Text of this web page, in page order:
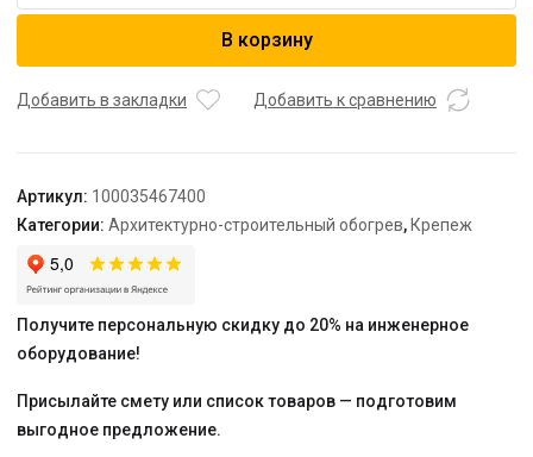
Кронштейн
В корзину
Добавить в закладки Добавить к сравнению
Артикул: 100035467400
Категории: Архитектурно-строительный обогрев, Крепеж
Получите персональную скидку до 20% на инженерное
оборудование!
Присылайте смету или список товаров — подготовим
выгодное предложение.